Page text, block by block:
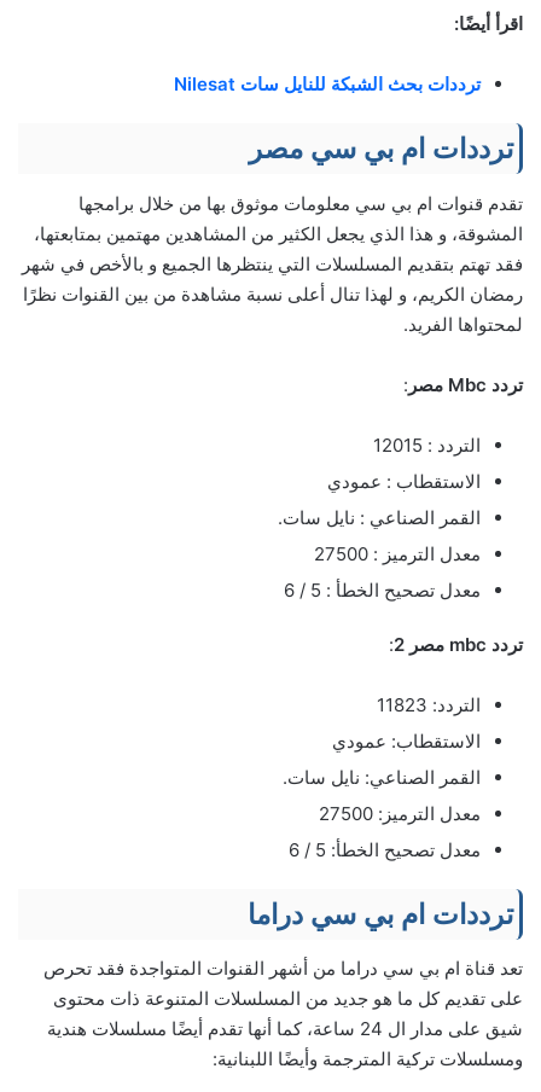
اقرأ أيضًا:
ترددات بحث الشبكة للنايل سات Nilesat
ترددات ام بي سي مصر
تقدم قنوات ام بي سي معلومات موثوق بها من خلال برامجها
المشوقة، و هذا الذي يجعل الكثير من المشاهدين مهتمين بمتابعتها،
فقد تهتم بتقديم المسلسلات التي ينتظرها الجميع و بالأخص في شهر
رمضان الكريم، و لهذا تنال أعلى نسبة مشاهدة من بين القنوات نظرًا
لمحتواها الفريد.
تردد Mbc مصر :
التردد : 12015
الاستقطاب : عمودي
القمر الصناعي : نايل سات.
معدل الترميز : 27500
معدل تصحيح الخطأ : 5 / 6
تردد mbc مصر 2 :
التردد: 11823
الاستقطاب: عمودي
القمر الصناعي: نايل سات.
معدل الترميز: 27500
معدل تصحيح الخطأ: 5 / 6
ترددات ام بي سي دراما
تعد قناة ام بي سي دراما من أشهر القنوات المتواجدة فقد تحرص
على تقديم كل ما هو جديد من المسلسلات المتنوعة ذات محتوى
شيق على مدار ال 24 ساعة، كما أنها تقدم أيضًا مسلسلات هندية
ومسلسلات تركية المترجمة وأيضًا اللبنانية: